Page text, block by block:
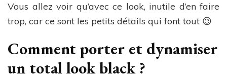
Vous allez voir qu’avec ce look, inutile d’en faire
trop, car ce sont les petits détails qui font tout 😉
Comment porter et dynamiser
un total look black ?